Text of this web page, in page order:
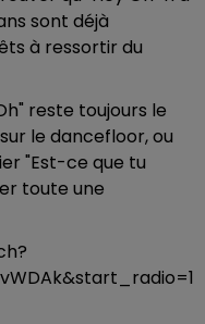
sont déjà
à ressortir du
reste toujours le
le dancefloor, ou
"Est-ce que tu
toute une